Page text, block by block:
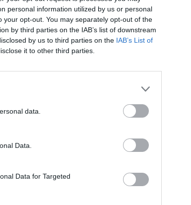
personal information utilized by us or personal
opt-out. You may separately opt-out of the
by third parties on the IAB’s list of downstream
by us to third parties on the IAB’s List of
it to other third parties.
data.
Data.
Data for Targeted
Cím: Törő Tamás
Biksady Galéria Kft.
1055, Budapest, Falk Miksa u. 24-26.
Telefon: 061/784-1111 061/780-9307